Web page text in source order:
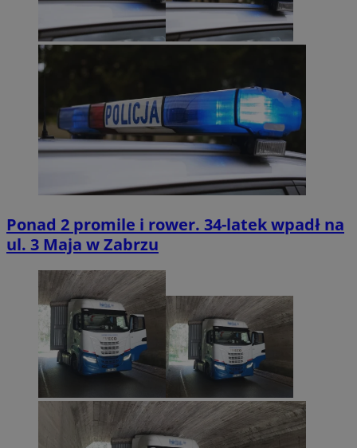
Ponad 2 promile i rower. 34-latek wpadł na
ul. 3 Maja w Zabrzu